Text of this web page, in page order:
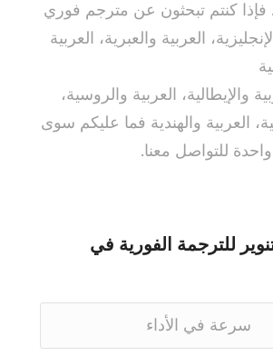
فإذا كنتم تبحثون عن مترجم فوري
العربية والعبرية، العربية
والإيطالية، العربية والروسية،
العربية والهندية فما عليكم سوى
للتواصل معنا.
للترجمة الفورية في
سرعة في الأداء